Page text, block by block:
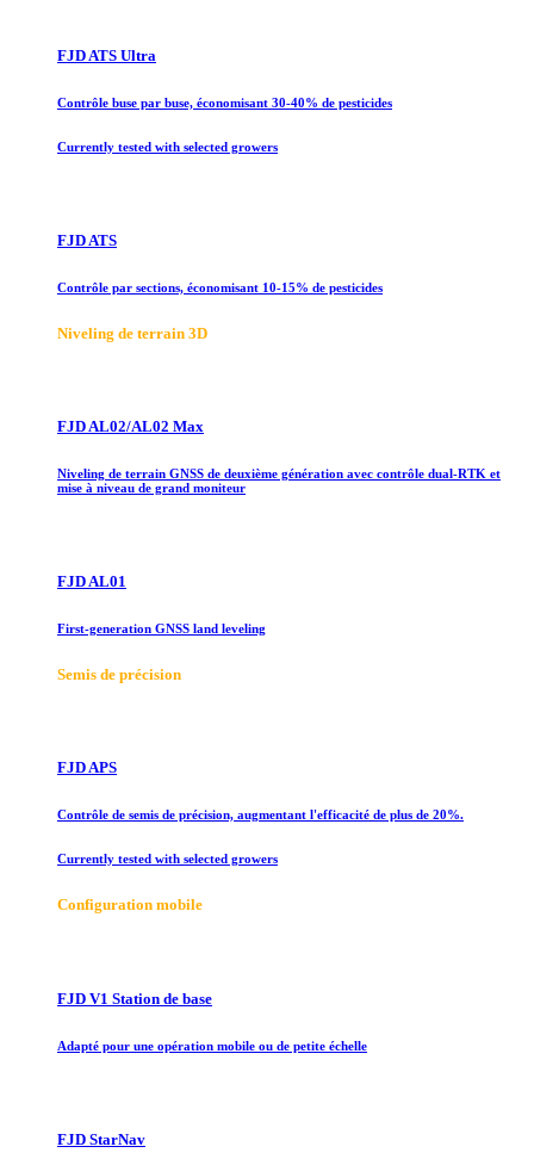
FJD ATS Ultra
Contrôle buse par buse, économisant 30-40% de pesticides
Currently tested with selected growers
FJD ATS
Contrôle par sections, économisant 10-15% de pesticides
Niveling de terrain 3D
FJD AL02/AL02 Max
Niveling de terrain GNSS de deuxième génération avec contrôle dual-RTK et
mise à niveau de grand moniteur
FJD AL01
First-generation GNSS land leveling
Semis de précision
FJD APS
Contrôle de semis de précision, augmentant l'efficacité de plus de 20%.
Currently tested with selected growers
Configuration mobile
FJD V1 Station de base
Adapté pour une opération mobile ou de petite échelle
FJD StarNav